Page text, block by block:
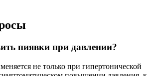
пиявки при давлении?
не только при гипертонической